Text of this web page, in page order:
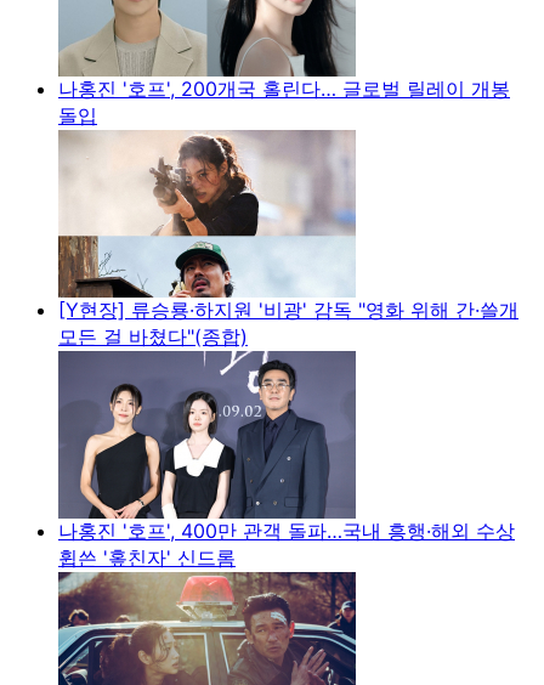
나홍진 '호프', 200개국 홀린다… 글로벌 릴레이 개봉
돌입
[Y현장] 류승룡·하지원 '비광' 감독 "영화 위해 간·쓸개
모든 걸 바쳤다"(종합)
나홍진 '호프', 400만 관객 돌파…국내 흥행·해외 수상
휩쓴 '홒친자' 신드롬